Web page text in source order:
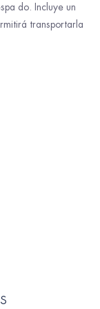
do. Incluye un
transportarla